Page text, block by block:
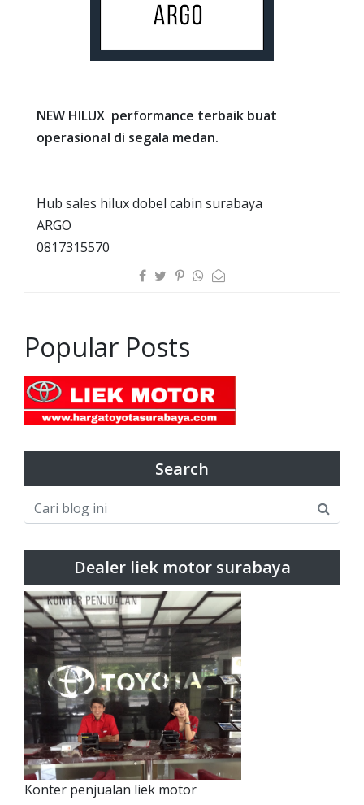
NEW HILUX performance terbaik buat
operasional di segala medan.
Hub sales hilux dobel cabin surabaya
ARGO
0817315570
Popular Posts
Search
Dealer liek motor surabaya
Konter penjualan liek motor